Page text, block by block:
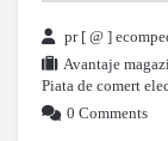
pr [ @ ]
Avantaje
Piata de comert
0 Comments